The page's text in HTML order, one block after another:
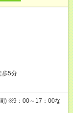
歩5分
) ※9：00～17：00な